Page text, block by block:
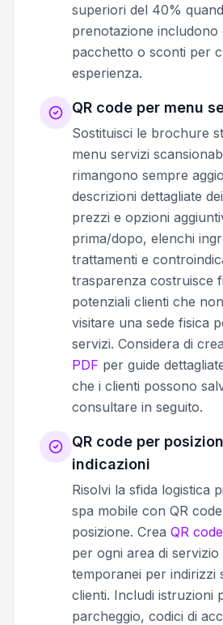
superiori del 40%
prenotazione includono
pacchetto o sconti per
esperienza.
QR code per menu
Sostituisci le brochure
menu servizi
rimangono sempre
descrizioni dettagliate
prezzi e opzioni
prima/dopo, elenchi
trattamenti e
trasparenza costruisce
potenziali clienti che
visitare una sede fisica
servizi. Considera di
PDF per guide
che i clienti possono
consultare in seguito.
QR code per
indicazioni
Risolvi la sfida logistica
spa mobile con QR
posizione. Crea QR
per ogni area di
temporanei per indirizzi
clienti. Includi istruzioni
parcheggio, codici di